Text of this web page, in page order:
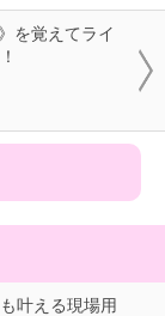
を覚えてライ
叶える現場用